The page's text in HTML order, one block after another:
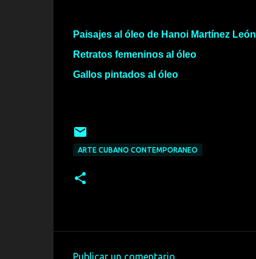
Paisajes al óleo de Hanoi Martínez León
Retratos femeninos al óleo
Gallos pintados al óleo
ARTE CUBANO CONTEMPORANEO
Publicar un comentario